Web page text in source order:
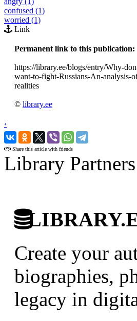
confused (1)
worried (1)
Link
Permanent link to this publication:
https://library.ee/blogs/entry/Why-
want-to-fight-Russians-An-analysis-
realities
© library.ee
‹
›
Share this article with friends
Library Partners
Create your
biographies,
legacy in